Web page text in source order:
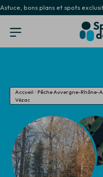
Astuce, bons plans et spots
Accueil • Pêche Auvergne-Rhône-
Vézac